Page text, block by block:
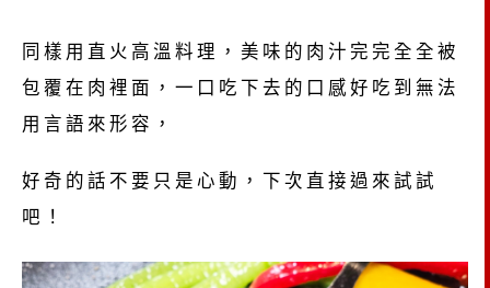
同樣用直火高溫料理，美味的肉汁完完全全被
包覆在肉裡面，一口吃下去的口感好吃到無法
用言語來形容，
好奇的話不要只是心動，下次直接過來試試
吧！